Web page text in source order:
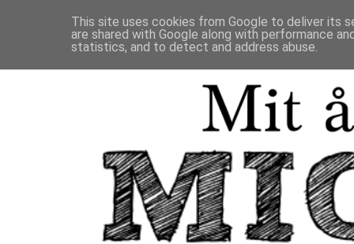
This site uses cookies from Google to deliver its
are shared with Google along with performance
statistics, and to detect and address abuse.